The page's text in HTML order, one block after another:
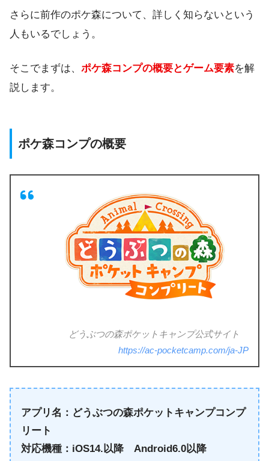
さらに前作のポケ森について、詳しく知らないという
人もいるでしょう。
そこでまずは、 ポケ森コンプの概要とゲーム要素を解
説します。
ポケ森コンプの概要
どうぶつの森ポケットキャンプ公式サイト
https://ac-pocketcamp.com/ja-JP
アプリ名：どうぶつの森ポケットキャンプコンプ
リート
対応機種：iOS14.以降 Android6.0以降